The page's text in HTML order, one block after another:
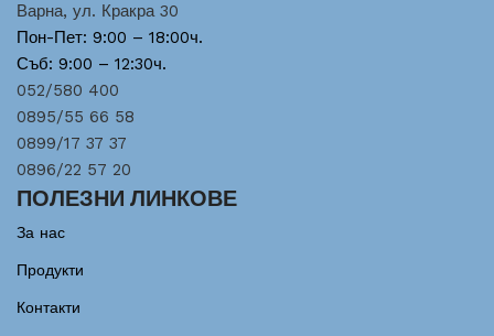
Варна, ул. Кракра 30
Пон-Пет: 9:00 – 18:00ч.
Съб: 9:00 – 12:30ч.
052/580 400
0895/55 66 58
0899/17 37 37
0896/22 57 20
ПОЛЕЗНИ ЛИНКОВЕ
За нас
Продукти
Контакти